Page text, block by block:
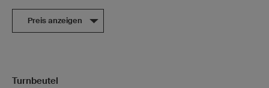
Preis anzeigen
Turnbeutel